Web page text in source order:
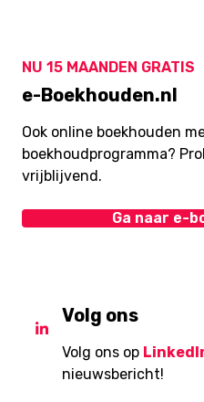
NU 15 MAANDEN GRATIS
e-Boekhouden.nl
Ook online boekhouden
boekhoudprogramma?
vrijblijvend.
Ga naar e-
Volg ons
Volg ons op
nieuwsbericht!